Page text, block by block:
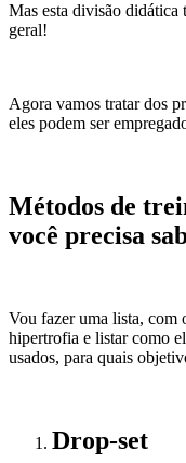
Mas esta divisão didática
geral!
Agora vamos tratar dos
eles podem ser
Métodos de
você precisa
Vou fazer uma lista, com
hipertrofia e listar como
usados, para quais
Drop-set